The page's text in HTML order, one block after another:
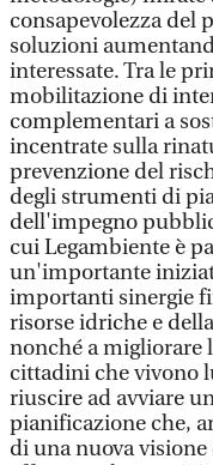
consapevolezza del
soluzioni
interessate. Tra le
mobilitazione di
complementari a
incentrate sulla
prevenzione del
degli strumenti di
dell'impegno
cui Legambiente è
un'importante
importanti sinergie
risorse idriche e
nonché a migliorare
cittadini che vivono
riuscire ad avviare
pianificazione che,
di una nuova